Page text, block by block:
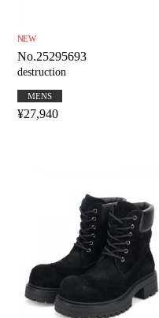
NEW
No.25295693
destruction
MENS
¥27,940